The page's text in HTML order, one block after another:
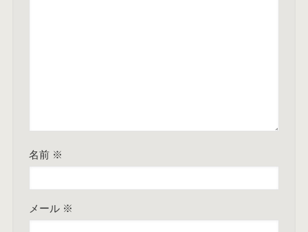
名前 ※
メール ※